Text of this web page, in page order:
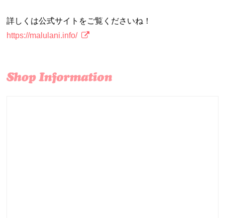
詳しくは公式サイトをご覧くださいね！
https://malulani.info/